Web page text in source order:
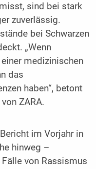
sind bei stark
zuverlässig.
bei Schwarzen
„Wenn
medizinischen
das
haben“, betont
ZARA.
im Vorjahr in
hinweg –
von Rassismus